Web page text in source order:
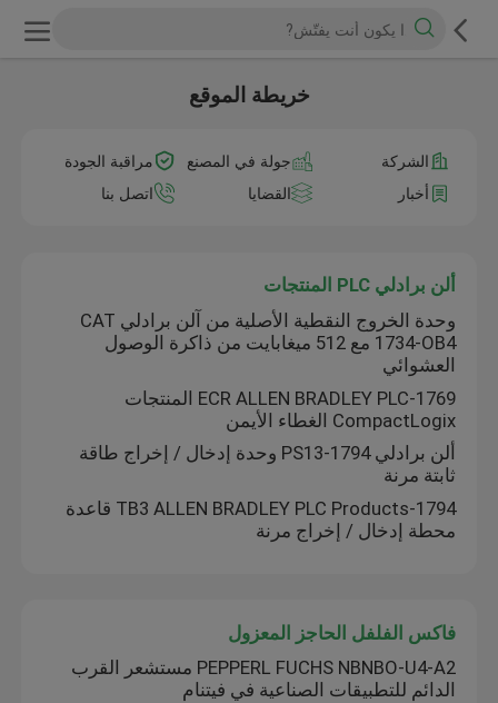
خريطة الموقع
الشركة جولة في المصنع
مراقبة الجودة
أخبار
القضايا اتصل بنا
ألن برادلي PLC المنتجات
وحدة الخروج النقطية الأصلية من آلن برادلي CAT
1734-OB4 مع 512 ميغابايت من ذاكرة الوصول
العشوائي
1769-ECR ALLEN BRADLEY PLC المنتجات
CompactLogix الغطاء الأيمن
ألن برادلي 1794-PS13 وحدة إدخال / إخراج طاقة
ثابتة مرنة
1794-TB3 ALLEN BRADLEY PLC Products قاعدة
محطة إدخال / إخراج مرنة
فاكس الفلفل الحاجز المعزول
PEPPERL FUCHS NBNBO-U4-A2 مستشعر القرب
الدائم للتطبيقات الصناعية في فيتنام